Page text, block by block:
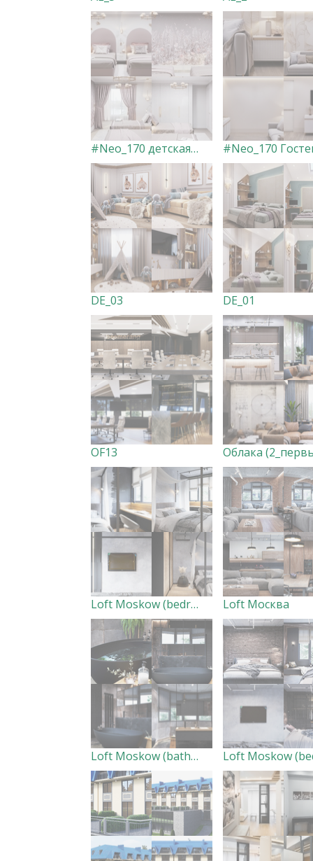
#Neo_170 детская для двух девочек
DE_03 DE_01
OF13
Loft Moskow (bedroom II) Loft Москва
Loft Moskow (bathroom)